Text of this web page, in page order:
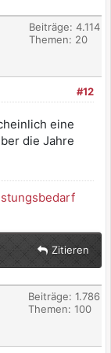
Beiträge: 4.114
Themen: 20
#12
eine
die Jahre
Zitieren
Beiträge: 1.786
Themen: 100